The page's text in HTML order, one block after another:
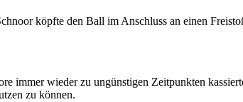
köpfte den Ball im Anschluss an einen
immer wieder zu ungünstigen Zeitpunkten
zu können.